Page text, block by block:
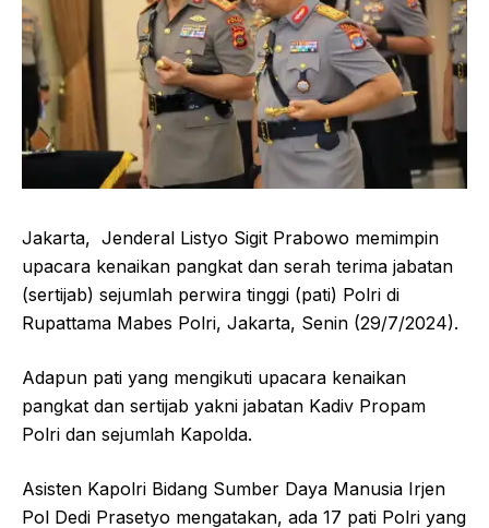
Jakarta, Jenderal Listyo Sigit Prabowo memimpin
upacara kenaikan pangkat dan serah terima jabatan
(sertijab) sejumlah perwira tinggi (pati) Polri di
Rupattama Mabes Polri, Jakarta, Senin (29/7/2024).
Adapun pati yang mengikuti upacara kenaikan
pangkat dan sertijab yakni jabatan Kadiv Propam
Polri dan sejumlah Kapolda.
Asisten Kapolri Bidang Sumber Daya Manusia Irjen
Pol Dedi Prasetyo mengatakan, ada 17 pati Polri yang